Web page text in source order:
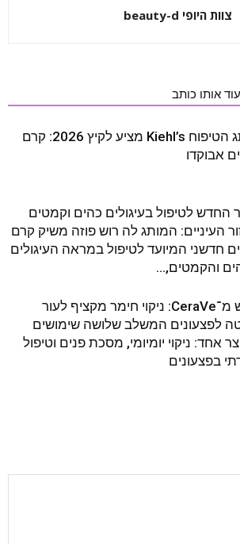
צוות היופי beauty-d
עוד אותו כותב
מותג הטיפוח Kiehl’s מציע לקיץ 2026: קרם
אבוקדו
החדש לטיפול בעיגולים כהים וקמטים
העיניים: המותג לה רוש פוזה משיק קרם
חדשני המיועד לטיפול במראה העיגולים
והקמטים,...
חדש מ־CeraVe: ניקוי חימר מקציף לעור
לפצעונים המשלב שלושה שימושים
אחד: ניקוי יומיומי, מסכת פנים וטיפול
בפצעונים